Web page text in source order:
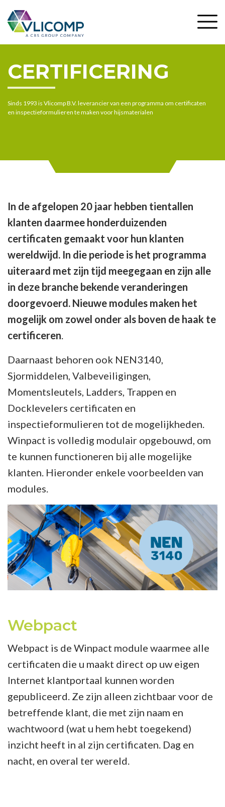
CERTIFICERING
Sinds 1993 is Vlicomp B.V. leverancier van een programma om certificaten
en inspectieformulieren te maken voor hijsmaterialen
In de afgelopen 20 jaar hebben tientallen
klanten daarmee honderduizenden
certificaten gemaakt voor hun klanten
wereldwijd. In die periode is het programma
uiteraard met zijn tijd meegegaan en zijn alle
in deze branche bekende veranderingen
doorgevoerd. Nieuwe modules maken het
mogelijk om zowel onder als boven de haak te
certificeren.
Daarnaast behoren ook NEN3140,
Sjormiddelen, Valbeveiligingen,
Momentsleutels, Ladders, Trappen en
Docklevelers certificaten en
inspectieformulieren tot de mogelijkheden.
Winpact is volledig modulair opgebouwd, om
te kunnen functioneren bij alle mogelijke
klanten. Hieronder enkele voorbeelden van
modules.
Webpact
Webpact is de Winpact module waarmee alle
certificaten die u maakt direct op uw eigen
Internet klantportaal kunnen worden
gepubliceerd. Ze zijn alleen zichtbaar voor de
betreffende klant, die met zijn naam en
wachtwoord (wat u hem hebt toegekend)
inzicht heeft in al zijn certificaten. Dag en
nacht, en overal ter wereld.